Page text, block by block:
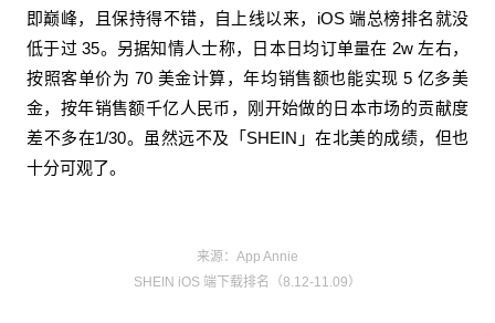
即巅峰，且保持得不错，自上线以来，iOS 端总榜排名就没
低于过 35。另据知情人士称，日本日均订单量在 2w 左右，
按照客单价为 70 美金计算，年均销售额也能实现 5 亿多美
金，按年销售额千亿人民币，刚开始做的日本市场的贡献度
差不多在1/30。虽然远不及「SHEIN」在北美的成绩，但也
十分可观了。
来源：App Annie
SHEIN iOS 端下载排名（8.12-11.09）